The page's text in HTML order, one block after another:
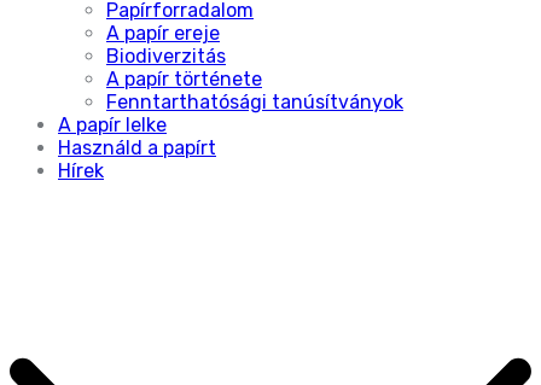
Papírforradalom
A papír ereje
Biodiverzitás
A papír története
Fenntarthatósági tanúsítványok
A papír lelke
Használd a papírt
Hírek